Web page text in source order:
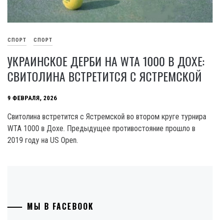
СПОРТ СПОРТ
УКРАИНСКОЕ ДЕРБИ НА WTA 1000 В ДОХЕ:
СВИТОЛИНА ВСТРЕТИТСЯ С ЯСТРЕМСКОЙ
9 ФЕВРАЛЯ, 2026
Свитолина встретится с Ястремской во втором круге турнира
WTA 1000 в Дохе. Предыдущее противостояние прошло в
2019 году на US Open.
МЫ В FACEBOOK